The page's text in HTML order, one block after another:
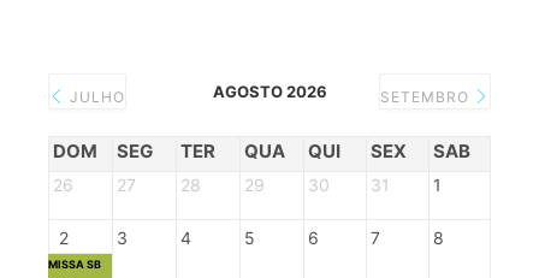
JULHO AGOSTO 2026 SETEMBRO
DOM SEG TER QUA QUI SEX SAB
26 27 28 29 30 31 1
2
MISSA SB
3 4 5 6 7 8